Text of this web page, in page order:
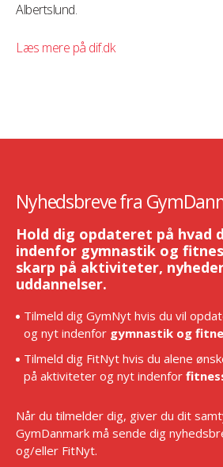
Albertslund.
Læs mere på dif.dk
Nyhedsbreve fra
Hold dig opdateret på hvad
indenfor gymnastik og
skarp på aktiviteter,
uddannelser.
Tilmeld dig GymNyt hvis du vil
og nyt indenfor gymnastik og
Tilmeld dig FitNyt hvis du alene
på aktiviteter og nyt indenfor
Når du tilmelder dig, giver du dit
GymDanmark må sende dig
og/eller FitNyt.